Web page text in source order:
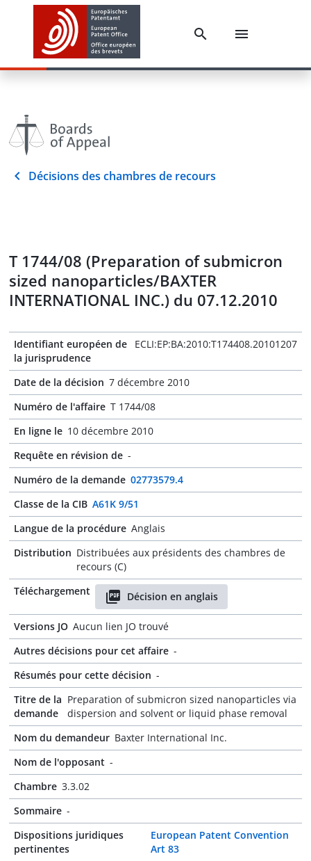
Décisions des chambres de recours
T 1744/08 (Preparation of submicron
sized nanoparticles/BAXTER
INTERNATIONAL INC.) du 07.12.2010
Identifiant européen de
la jurisprudence
ECLI:EP:BA:2010:T174408.20101207
Date de la décision 7 décembre 2010
Numéro de l'affaire T 1744/08
En ligne le 10 décembre 2010
Requête en révision de -
Numéro de la demande 02773579.4
Classe de la CIB A61K 9/51
Langue de la procédure Anglais
Distribution Distribuées aux présidents des chambres de
recours (C)
Téléchargement
Décision en anglais
Versions JO Aucun lien JO trouvé
Autres décisions pour cet affaire -
Résumés pour cette décision -
Titre de la
demande
Preparation of submicron sized nanoparticles via
dispersion and solvent or liquid phase removal
Nom du demandeur Baxter International Inc.
Nom de l'opposant -
Chambre 3.3.02
Sommaire -
Dispositions juridiques
pertinentes
European Patent Convention
Art 83